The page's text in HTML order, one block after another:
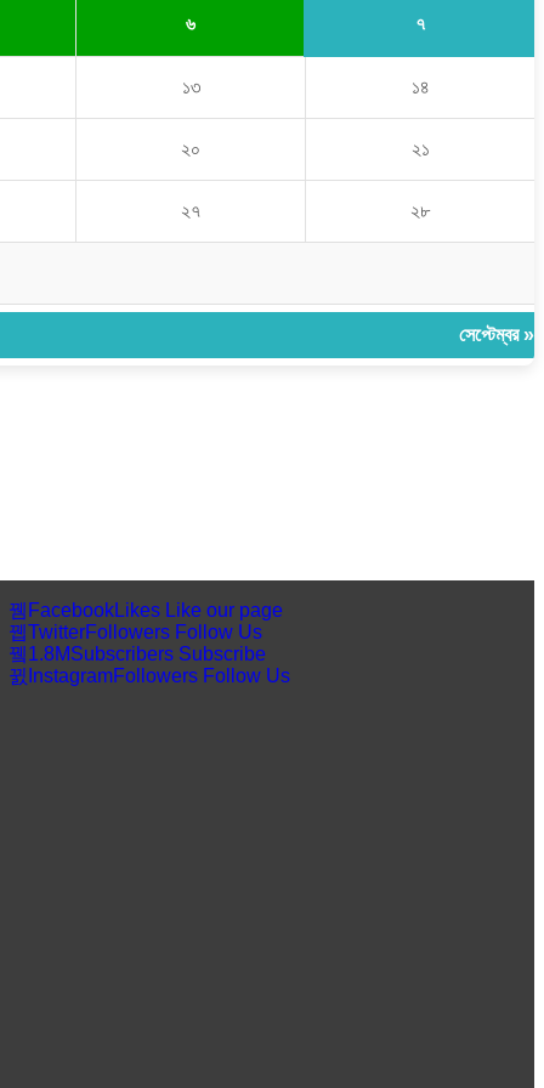
৬ ৭
১৩ ১৪
২০ ২১
২৭ ২৮
সেপ্টেম্বর »
FacebookLikes Like our page
TwitterFollowers Follow Us
1.8MSubscribers Subscribe
InstagramFollowers Follow Us